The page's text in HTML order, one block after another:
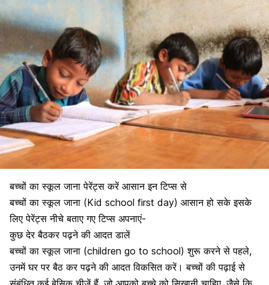
बच्चों का स्कूल जाना पेरेंट्स करें आसान इन टिप्स से
बच्चों का स्कूल जाना (Kid school first day) आसान हो सके इसके
लिए पेरेंट्स नीचे बताए गए टिप्स अपनाएं-
कुछ देर बैठकर पढ़ने की आदत डालें
बच्चों का स्कूल जाना (children go to school) शुरू करने से पहले,
उनमें घर पर बैठ करपढ़ने की आदत विकसित करें। बच्चों की पढ़ाई से